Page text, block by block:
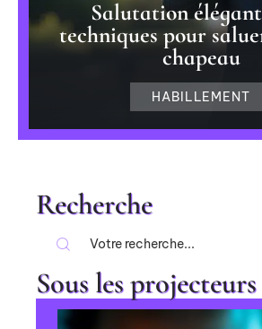
Salutation
techniques pour
chapeau
HABILLEMENT
Recherche
Sous les projecteurs